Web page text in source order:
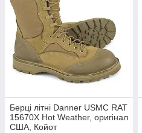
Берці літні Danner USMC RAT
15670X Hot Weather, оригінал
США, Койот